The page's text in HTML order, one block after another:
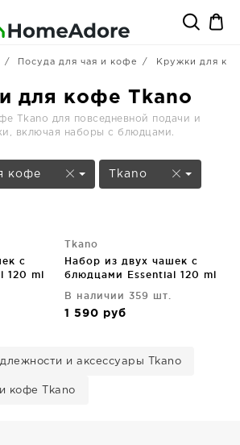
Посуда для чая и кофе Кружки для
для кофе Tkano
Tkano для повседневной подачи и
включая наборы с блюдцами.
кофе Tkano
с
120 ml
Tkano
Набор из двух чашек с
блюдцами Essential 120 ml
В наличии 359 шт.
1 590 руб
и аксессуары Tkano
кофе Tkano